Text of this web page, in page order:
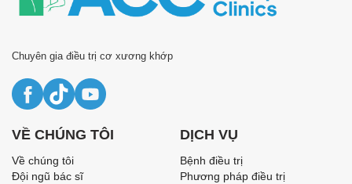
Chuyên gia điều trị cơ xương khớp
VỀ CHÚNG TÔI
Về chúng tôi
Đội ngũ bác sĩ
DỊCH VỤ
Bệnh điều trị
Phương pháp điều trị